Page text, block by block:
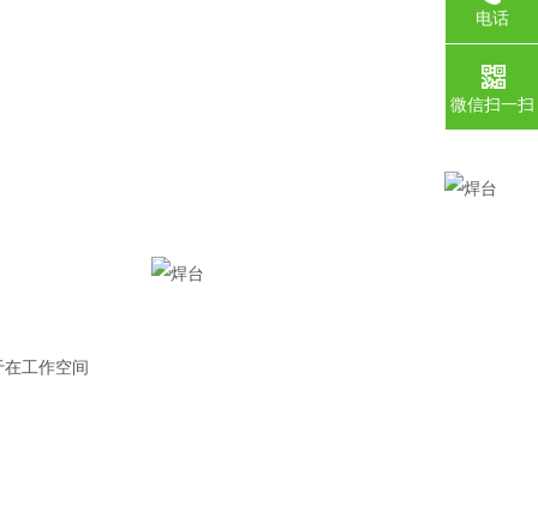
工作空间
电话
微信扫一扫